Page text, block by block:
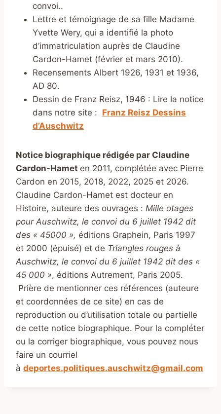
convoi..
Lettre et témoignage de sa fille Madame
Yvette Wery, qui a identifié la photo
d’immatriculation auprès de Claudine
Cardon-Hamet (février et mars 2010).
Recensements Albert 1926, 1931 et 1936,
AD 80.
Dessin de Franz Reisz, 1946 : Lire la notice
dans notre site : Franz Reisz Dessins
d’Auschwitz
Notice biographique rédigée par Claudine
Cardon-Hamet en 2011, complétée avec Pierre
Cardon en 2015, 2018, 2022, 2025 et 2026.
Claudine Cardon-Hamet est docteur en
Histoire, auteure des ouvrages : Mille otages
pour Auschwitz, le convoi du 6 juillet 1942 dit
des « 45000 », éditions Graphein, Paris 1997
et 2000 (épuisé) et de Triangles rouges à
Auschwitz, le convoi du 6 juillet 1942 dit des «
45 000 », éditions Autrement, Paris 2005.
Prière de mentionner ces références (auteure
et coordonnées de ce site) en cas de
reproduction ou d’utilisation totale ou partielle
de cette notice biographique. Pour la compléter
ou la corriger biographique, vous pouvez nous
faire un courriel
à deportes.politiques.auschwitz@gmail.com